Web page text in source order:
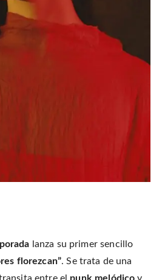
lanza su primer sencillo
florezcan”. Se trata de una